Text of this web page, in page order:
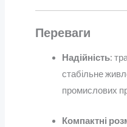
Переваги
Надійність:
стабільне
промислових
Компактні